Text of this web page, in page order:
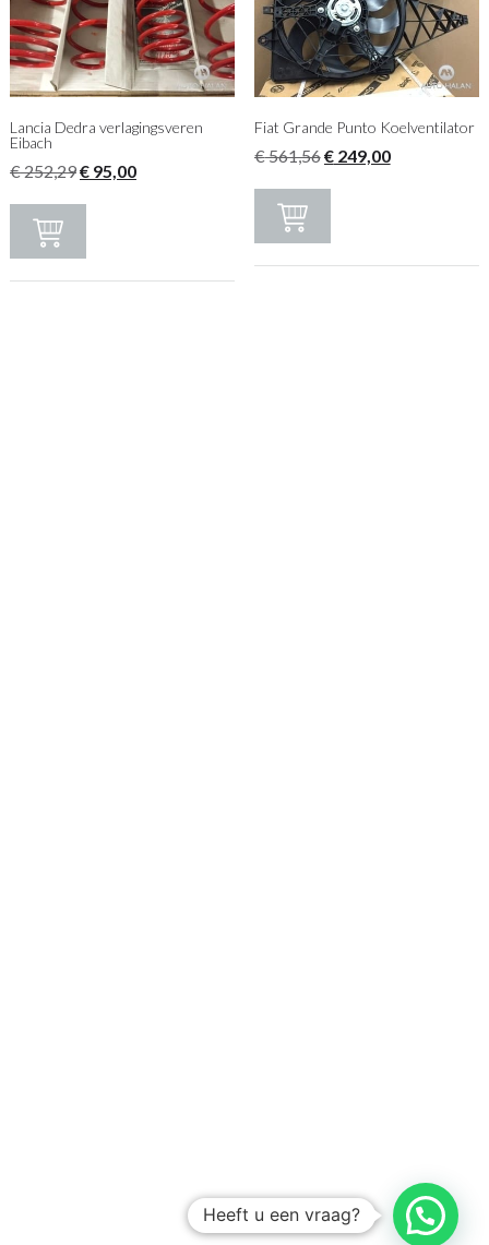
Lancia Dedra verlagingsveren
Eibach
€252,29Oorspronkelijke
€95,00Huidige
Fiat Grande Punto Koelventilator
€561,56Oorspronkelijke
€249,00Huidige
Heeft u een vraag?